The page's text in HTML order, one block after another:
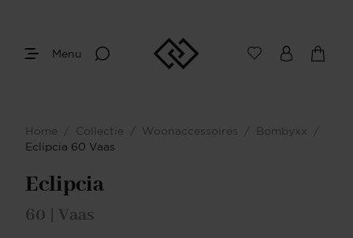
Menu
Home / Collectie / Woonaccessoires / Bombyxx
/
Eclipcia 60 Vaas
Eclipcia
60 | Vaas